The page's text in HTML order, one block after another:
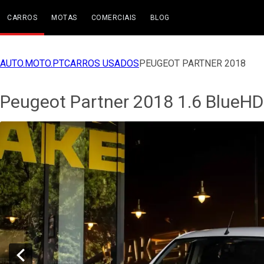
CARROS MOTAS COMERCIAIS BLOG
AUTO.MOTO.PTCARROS USADOSPEUGEOT PARTNER 2018
Peugeot Partner 2018 1.6